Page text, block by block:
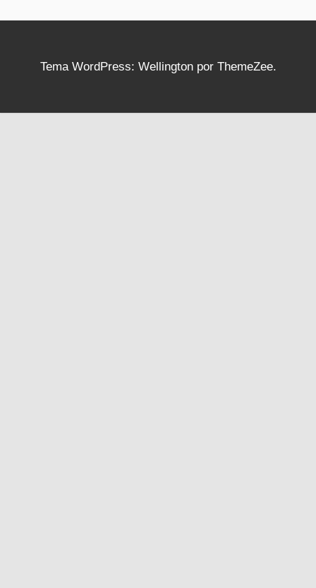
Tema WordPress: Wellington por ThemeZee.